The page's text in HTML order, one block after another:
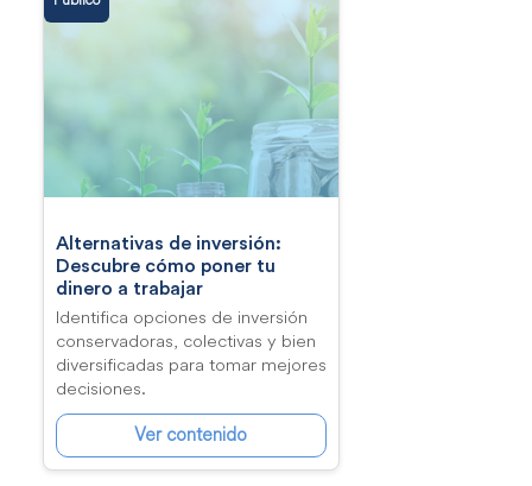
Alternativas de inversión:
Descubre cómo poner tu
dinero a trabajar
Identifica opciones de inversión
conservadoras, colectivas y bien
diversificadas para tomar mejores
decisiones.
Ver contenido